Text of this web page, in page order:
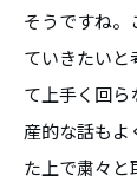
そうですね。
ていきたいと
て上手く回ら
産的な話もよ
た上で粛々と